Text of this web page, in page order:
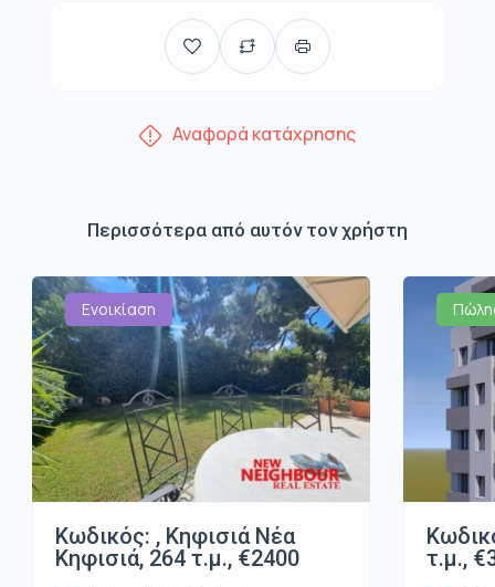
Αναφορά κατάχρησης
Περισσότερα από αυτόν τον χρήστη
Ενοικίαση
Κωδικός: , Κηφισιά Νέα
Κηφισιά, 264 τ.μ., €2400
τ.μ.,